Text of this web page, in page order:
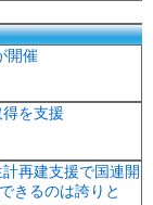
開催
を支援
再建支援で国連開
きるのは誇りと